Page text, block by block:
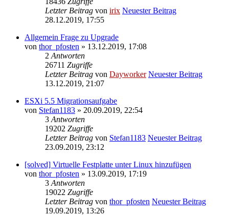
Letzter Beitrag von irix Neuester Beitrag
28.12.2019, 17:55
Allgemein Frage zu Upgrade
von thor_pfosten » 13.12.2019, 17:08
2 Antworten
26711 Zugriffe
Letzter Beitrag von Dayworker Neuester Beitrag
13.12.2019, 21:07
ESXi 5.5 Migrationsaufgabe
von Stefan1183 » 20.09.2019, 22:54
3 Antworten
19202 Zugriffe
Letzter Beitrag von Stefan1183 Neuester Beitrag
23.09.2019, 23:12
[solved] Virtuelle Festplatte unter Linux hinzufügen
von thor_pfosten » 13.09.2019, 17:19
3 Antworten
19022 Zugriffe
Letzter Beitrag von thor_pfosten Neuester Beitrag
19.09.2019, 13:26